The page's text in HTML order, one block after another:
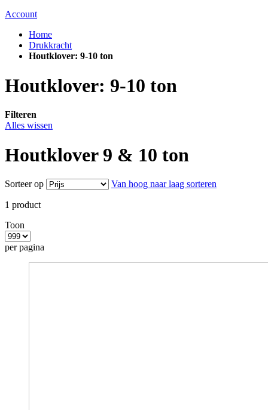
Account
Home
Drukkracht
Houtklover: 9-10 ton
Houtklover: 9-10 ton
Filteren
Alles wissen
Houtklover 9 & 10 ton
Sorteer op Van hoog naar laag sorteren
1 product
Toon
per pagina